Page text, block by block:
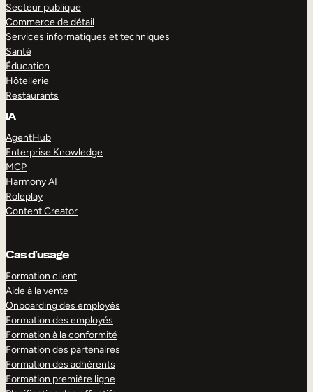
Secteur publique
Commerce de détail
Services informatiques et techniques
Santé
Éducation
Hôtellerie
Restaurants
IA
AgentHub
Enterprise Knowledge
MCP
Harmony AI
Roleplay
Content Creator
Cas d’usage
Formation client
Aide à la vente
Onboarding des employés
Formation des employés
Formation à la conformité
Formation des partenaires
Formation des adhérents
Formation première ligne